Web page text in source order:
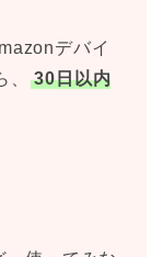
デバイ
30日以内